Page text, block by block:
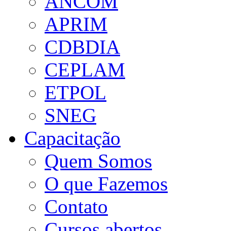
APRIM
CDBDIA
CEPLAM
ETPOL
SNEG
Capacitação
Quem Somos
O que Fazemos
Contato